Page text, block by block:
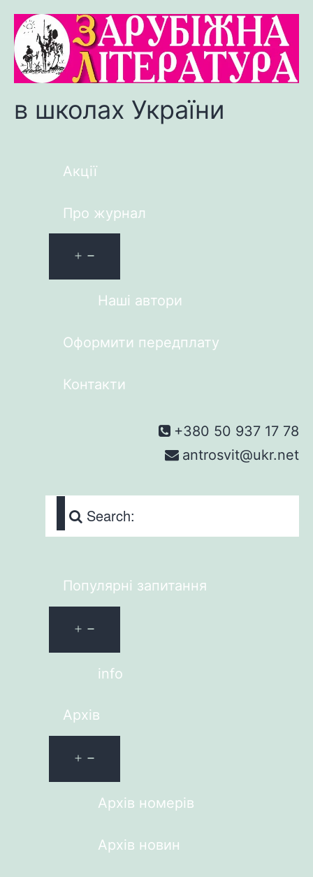
в школах України
Акції
Про журнал
Наші автори
Оформити передплату
Контакти
+380 50 937 17 78
antrosvit@ukr.net
Search:
Популярні запитання
info
Архів
Архів номерів
Архів новин